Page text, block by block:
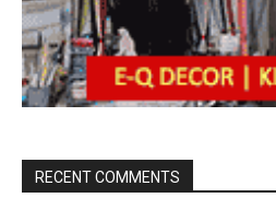
RECENT COMMENTS